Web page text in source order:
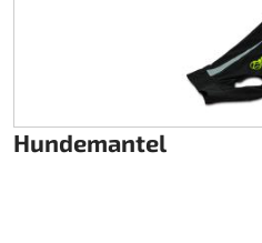
Hundemantel